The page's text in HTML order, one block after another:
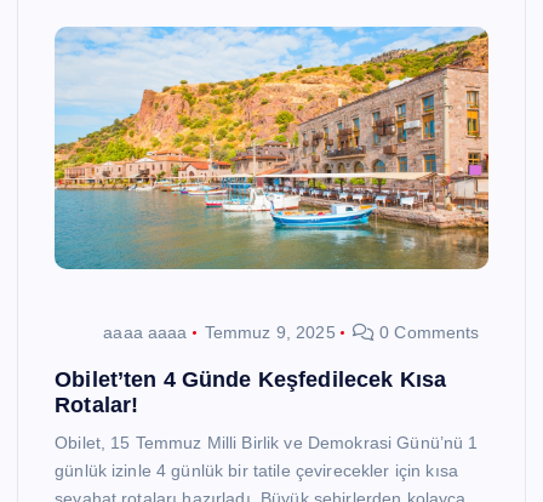
aaaa aaaa Temmuz 9, 2025 0 Comments
Obilet’ten 4 Günde Keşfedilecek Kısa
Rotalar!
Obilet, 15 Temmuz Milli Birlik ve Demokrasi Günü’nü 1
günlük izinle 4 günlük bir tatile çevirecekler için kısa